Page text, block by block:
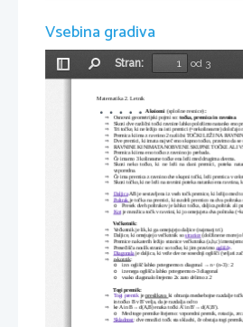
Vsebina gradiva
Preklopi
Stran:
od 3
Matematika 2. Letnik
Aksiomi (splošne resnice):
 Osnovni geometrijski pojmi so: točka, premica in ravnina.

Skozi dve različni točki ravnine lahko položimo natanko eno

Tri točke, ki ne ležijo na isti premici (=nekolinearne) določajo

Premica ki ima z ravnino 2 različni TOČKI LEŽI NA

Dve premici, ki imata največ eno skupno točko, pravimo da se

RAVNINE KI NIMATA NOBVENE SKUPNE TOČKE ALI

Premica ki ima eno točko z ravnino jo prebada.

Če imamo 3 kolinearne točke ena leži med drugima dvema.

Skozi neko  točko, ki ne  leži  na dani premici, poteka
vzporedna.

Če ima premica z ravnino dve skupni točki, leži premica v

Skozi točko, ki ne leži na ravnini poteka natanko ena ravnina,
 Daljica AB je sestavljena iz vseh točk premice, ki ležijo med

Poltrak je točka na premici, ki razdeli premico na dva poltraka
o
Presek dveh poltrakov je lahko: točka, daljica,poltrak ali

Kot je množica točk v ravnini, ki jo omejujeta dva poltraka
Večkotnik:

Večkotnik je lik, ki ga omejujejo daljice (najmanj tri).

Daljice, ki omejujejo večkotnik so stranice (dolžine ne

Premice na katerih ležijo stranice večkotnika (a,b,c)

Presečišča nosilk stranic so točke, ki jim pravimo oglišče.

Diagonala je daljica, ki veže dve ne sosednji oglišči (veljati

n-kotnik:
o
iz n oglišč lahko potegnemo n diagonal → n ∙ (n-3) : 2
o
iz enega oglišča lahko potegnemo n-3 diagonal
o
vsako diagonalo štejemo 2x zato delimo z 2
Togi premik:

Togi premik je preslikava ki ohranja medsebojne razdalje
in točko B v B' velja, da je razdalja od to

ke A in B→ d(A,B) enaka točki A' in B'→ d(A',B').
o
Med toge premike štejemo: vzporedni premik, rotacija,

Skladnost: dve množici točk sta skladni, če obstaja togi